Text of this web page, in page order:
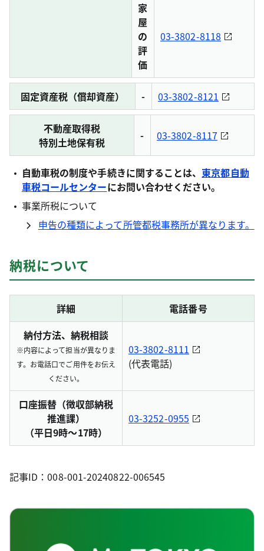
家
屋
の
評
価
03-3802-8118
固定資産税（償却資産） - 03-3802-8121
不動産取得税
特別土地保有税
- 03-3802-8117
自動車税の制度や手続きに関することは、 東京都自動
車税コールセンターにお問い合わせください。
事業所税について
申告の種類によって所管都税事務所が異なります。
納税について
詳細
電話番号
納付方法、納税相談
※内容によって担当が異なりま
す。お電話口でご用件をお伝え
ください。
03-3802-8111
(代表電話)
口座振替（徴収部納税
推進課）
（平日9時～17時）
03-3252-0955
記事ID：008-001-20240822-006545